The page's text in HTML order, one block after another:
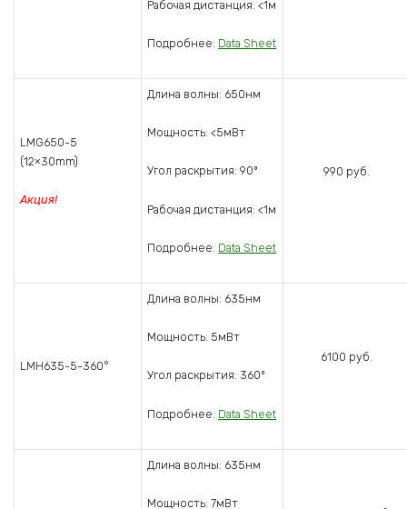
Рабочая дистанция: <1м
Подробнее: Data Sheet
LMG650-5
(12×30mm)
Акция!
Длина волны: 650нм
Мощность: <5мВт
Угол раскрытия: 90º
Рабочая дистанция: <1м
Подробнее: Data Sheet
990 руб.
LMH635-5-360°
Длина волны: 635нм
Мощность: 5мВт
Угол раскрытия: 360º
Подробнее: Data Sheet
6100 руб.
Длина волны: 635нм
Мощность: 7мВт